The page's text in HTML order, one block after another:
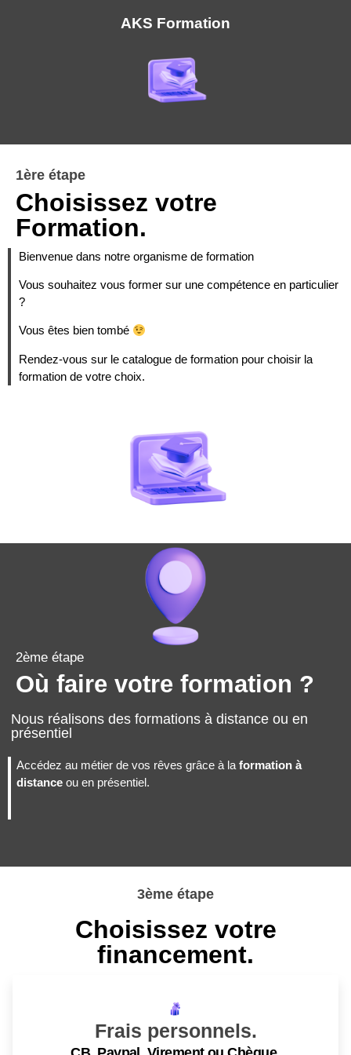
AKS Formation
1ère étape
Choisissez votre
Formation.
Bienvenue dans notre organisme de formation
Vous souhaitez vous former sur une compétence en particulier
?
Vous êtes bien tombé
Rendez-vous sur le catalogue de formation pour choisir la
formation de votre choix.
2ème étape
Où faire votre formation ?
Nous réalisons des formations à distance ou en
présentiel
Accédez au métier de vos rêves grâce à la formation à
distance ou en présentiel.
3ème étape
Choisissez votre
financement.
Frais personnels.